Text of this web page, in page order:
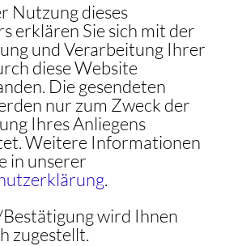
Nutzung dieses
erklären Sie sich mit der
und Verarbeitung Ihrer
diese Website
Die gesendeten
nur zum Zweck der
Ihres Anliegens
Weitere Informationen
in unserer
.
wird Ihnen
zugestellt.